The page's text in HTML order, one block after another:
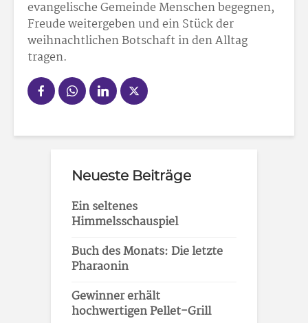
evangelische Gemeinde Menschen begegnen,
Freude weitergeben und ein Stück der
weihnachtlichen Botschaft in den Alltag
tragen.
Neueste Beiträge
Ein seltenes
Himmelsschauspiel
Buch des Monats: Die letzte
Pharaonin
Gewinner erhält
hochwertigen Pellet-Grill